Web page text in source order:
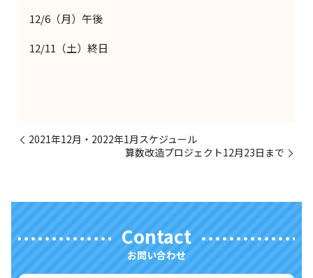
12/6（月）午後
12/11（土）終日
2021年12月・2022年1月スケジュール
算数改造プロジェクト12月23日まで
Contact
お問い合わせ